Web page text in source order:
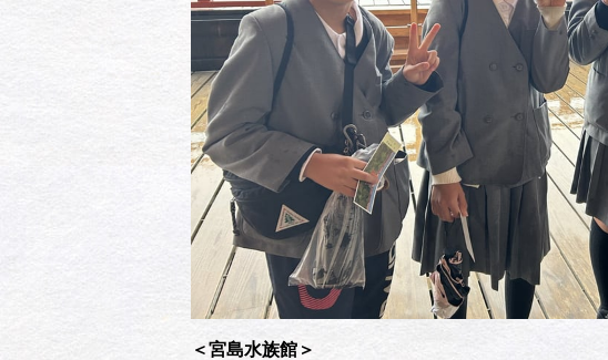
＜宮島水族館＞